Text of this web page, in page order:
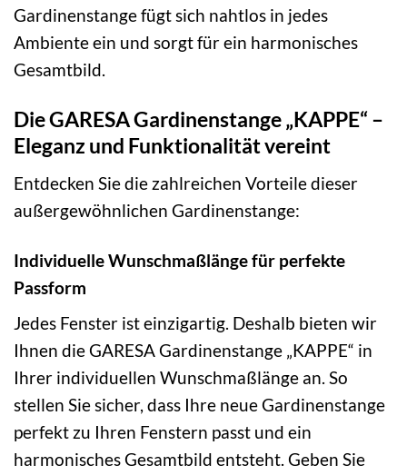
Gardinenstange fügt sich nahtlos in jedes
Ambiente ein und sorgt für ein harmonisches
Gesamtbild.
Die GARESA Gardinenstange „KAPPE“ –
Eleganz und Funktionalität vereint
Entdecken Sie die zahlreichen Vorteile dieser
außergewöhnlichen Gardinenstange:
Individuelle Wunschmaßlänge für perfekte
Passform
Jedes Fenster ist einzigartig. Deshalb bieten wir
Ihnen die GARESA Gardinenstange „KAPPE“ in
Ihrer individuellen Wunschmaßlänge an. So
stellen Sie sicher, dass Ihre neue Gardinenstange
perfekt zu Ihren Fenstern passt und ein
harmonisches Gesamtbild entsteht. Geben Sie